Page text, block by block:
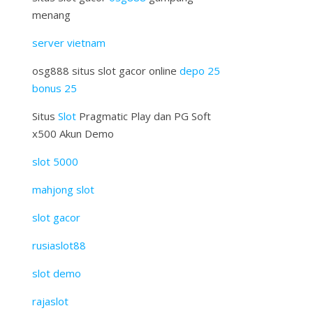
menang
server vietnam
osg888 situs slot gacor online depo 25
bonus 25
Situs Slot Pragmatic Play dan PG Soft
x500 Akun Demo
slot 5000
mahjong slot
slot gacor
rusiaslot88
slot demo
rajaslot